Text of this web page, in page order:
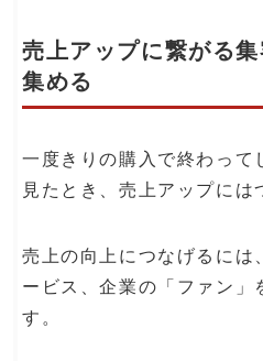
売上アップに繋がる
集める
一度きりの購入で終わって
見たとき、売上アップには
売上の向上につなげるには
ービス、企業の「ファン」
す。